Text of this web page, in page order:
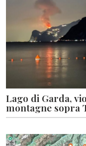
Lago di Garda,
montagne sopra